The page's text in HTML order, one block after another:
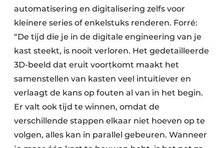
automatisering en digitalisering zelfs voor
kleinere series of enkelstuks renderen. Forré:
“De tijd die je in de digitale engineering van je
kast steekt, is nooit verloren. Het gedetailleerde
3D-beeld dat eruit voortkomt maakt het
samenstellen van kasten veel intuïtiever en
verlaagt de kans op fouten al van in het begin.
Er valt ook tijd te winnen, omdat de
verschillende stappen elkaar niet hoeven op te
volgen, alles kan in parallel gebeuren. Wanneer